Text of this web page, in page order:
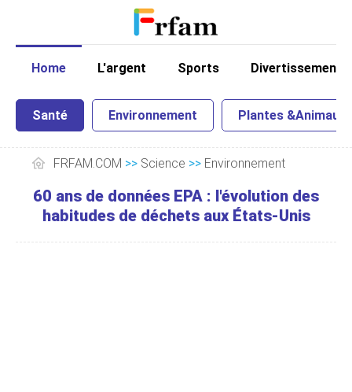
Home L'argent Sports Divertissement
Santé Environnement Plantes &Animaux
FRFAM.COM >> Science >> Environnement
60 ans de données EPA : l'évolution des
habitudes de déchets aux États-Unis